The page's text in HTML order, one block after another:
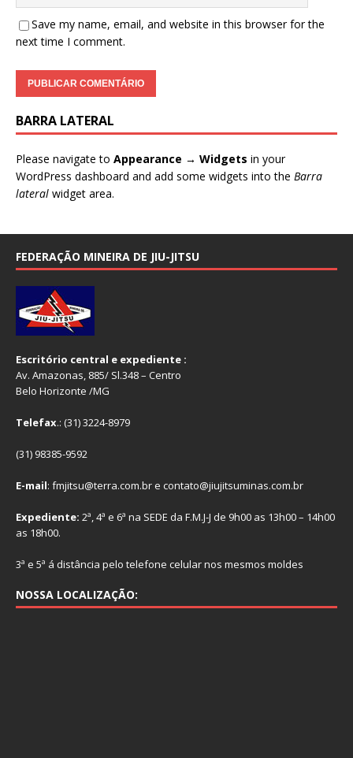
Save my name, email, and website in this browser for the
next time I comment.
BARRA LATERAL
Please navigate to Appearance → Widgets in your
WordPress dashboard and add some widgets into the Barra
lateral widget area.
FEDERAÇÃO MINEIRA DE JIU-JITSU
Escritório central e expediente :
Av. Amazonas, 885/ Sl.348 – Centro
Belo Horizonte /MG
Telefax.: (31) 3224-8979
(31) 98385-9592
E-mail: fmjitsu@terra.com.br e contato@jiujitsuminas.com.br
Expediente: 2ª, 4ª e 6ª na SEDE da F.M.J-J de 9h00 as 13h00 – 14h00
as 18h00.
3ª e 5ª á distância pelo telefone celular nos mesmos moldes
NOSSA LOCALIZAÇÃO: